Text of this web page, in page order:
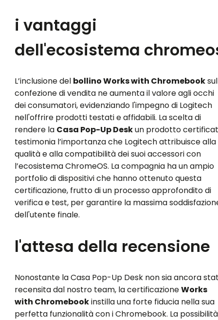
i vantaggi
dell'ecosistema
L’inclusione del bollino Works with Chromebook
confezione di vendita ne aumenta il valore agli occhi
dei consumatori, evidenziando l'impegno di Logitech
nell'offrire prodotti testati e affidabili. La scelta di
rendere la Casa Pop-Up Deskun prodotto
testimonia l’importanza che Logitech attribuisce alla
qualità e alla compatibilità dei suoi accessori con
l’ecosistema ChromeOS. La compagnia ha un ampio
portfolio di dispositivi che hanno ottenuto questa
certificazione, frutto di un processo approfondito di
verifica e test, per garantire la massima
dell'utente finale.
l'attesa della recensione
Nonostante la Casa Pop-Up Desk non sia ancora
recensita dal nostro team, la certificazioneWorks
with Chromebookinstilla una forte fiducia nella sua
perfetta funzionalità con i Chromebook. La possibilità